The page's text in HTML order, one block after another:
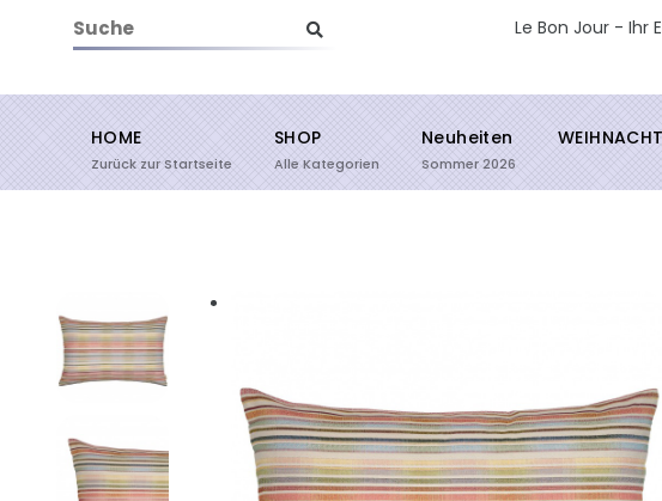
Le Bon Jour - Ihr
Suche starten
HOME
Zurück zur Startseite
SHOP
Alle Kategorien
Neuheiten
Sommer 2026